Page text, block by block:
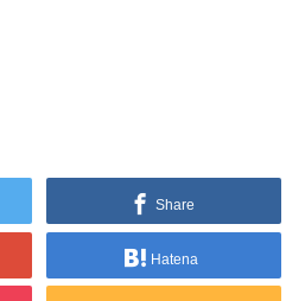
Share
Hatena